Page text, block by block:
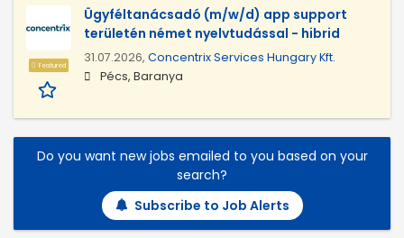
Featured
Ügyféltanácsadó (m/w/d) app support
területén német nyelvtudással - hibrid
31.07.2026, Concentrix Services Hungary Kft.
Pécs, Baranya
Do you want new jobs emailed to you based on your
search?
Subscribe to Job Alerts